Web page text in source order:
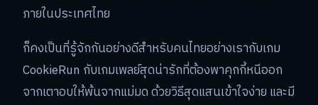
ภายในประเทศไทย
ก็คงเป็นที่รู้จักกันอย่างดีสำหรับคนไทยอย่างเรากับเกม
CookieRun กับเกมเพลย์สุดน่ารักที่ต้องพาคุกกี้หนีออก
จากเตาอบให้พ้นจากแม่มด ด้วยวิธีสุดแสนเข้าใจง่าย และมี